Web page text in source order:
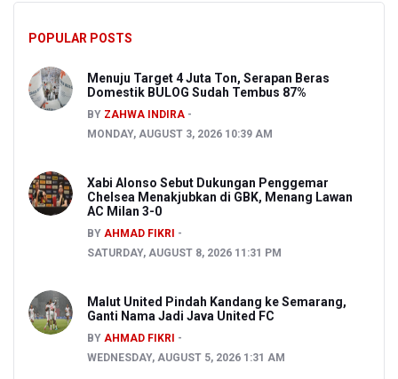
POPULAR POSTS
Menuju Target 4 Juta Ton, Serapan Beras
Domestik BULOG Sudah Tembus 87%
BY ZAHWA INDIRA
MONDAY, AUGUST 3, 2026 10:39 AM
Xabi Alonso Sebut Dukungan Penggemar
Chelsea Menakjubkan di GBK, Menang Lawan
AC Milan 3-0
BY AHMAD FIKRI
SATURDAY, AUGUST 8, 2026 11:31 PM
Malut United Pindah Kandang ke Semarang,
Ganti Nama Jadi Java United FC
BY AHMAD FIKRI
WEDNESDAY, AUGUST 5, 2026 1:31 AM